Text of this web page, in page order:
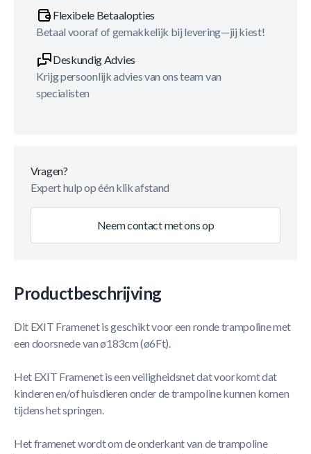
Flexibele Betaalopties
Betaal vooraf of gemakkelijk bij levering—jij kiest!
Deskundig Advies
Krijg persoonlijk advies van ons team van
specialisten
Vragen?
Expert hulp op één klik afstand
Neem contact met ons op
Productbeschrijving
Dit EXIT Framenet is geschikt voor een ronde trampoline met
een doorsnede van ø183cm (ø6Ft).
Het EXIT Framenet is een veiligheidsnet dat voorkomt dat
kinderen en/of huisdieren onder de trampoline kunnen komen
tijdens het springen.
Het framenet wordt om de onderkant van de trampoline